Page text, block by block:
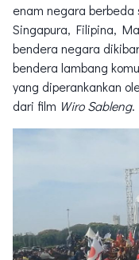
enam negara
Singapura, Filipina,
bendera negara
bendera lambang
yang diperankankan
dari film Wiro Sableng.